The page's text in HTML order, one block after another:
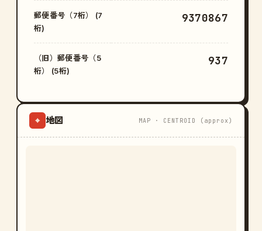
郵便番号（7桁） (7
桁)
9370867
（旧）郵便番号（5
桁） (5桁)
937
⌖ 地図 MAP · CENTROID (approx)